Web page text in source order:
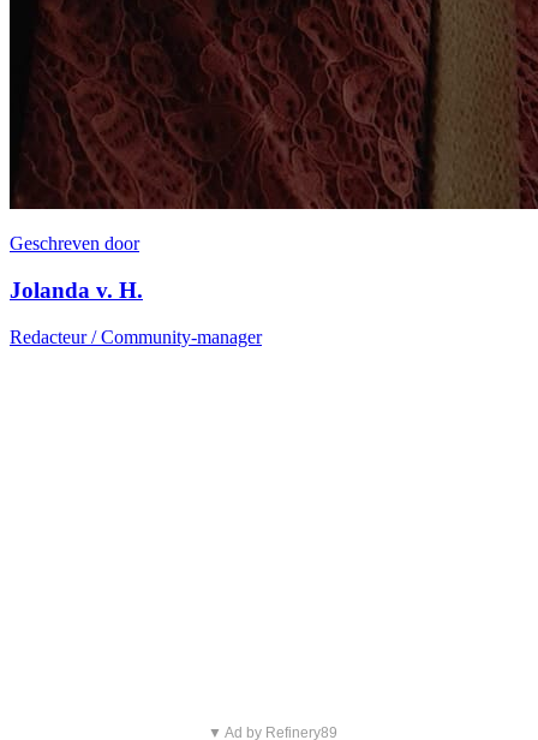
Geschreven door
Jolanda v. H.
Redacteur / Community-manager
▼ Ad by Refinery89